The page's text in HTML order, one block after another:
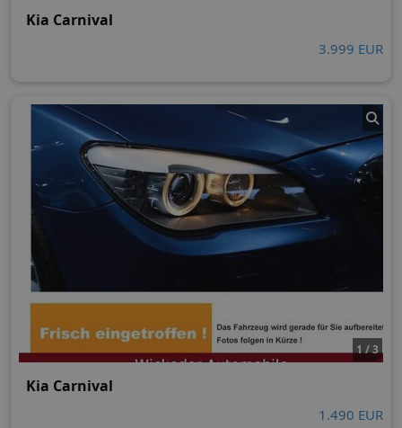
Kia Carnival
3.999 EUR
1 / 3
Kia Carnival
1.490 EUR